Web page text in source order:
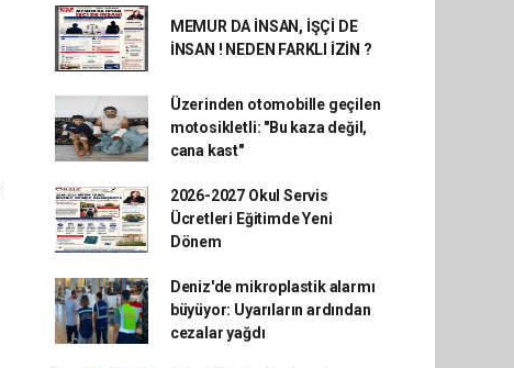
MEMUR DA İNSAN, İŞÇİ DE
İNSAN ! NEDEN FARKLI İZİN ?
Üzerinden otomobille geçilen
motosikletli: "Bu kaza değil,
cana kast"
2026-2027 Okul Servis
Ücretleri Eğitimde Yeni
Dönem
Deniz'de mikroplastik alarmı
büyüyor: Uyarıların ardından
cezalar yağdı